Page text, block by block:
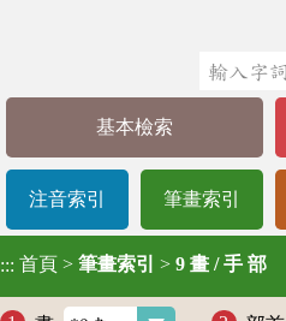
基本檢索
注音索引 筆畫索引
::: 首頁 > 筆畫索引 > 9 畫 / 手 部